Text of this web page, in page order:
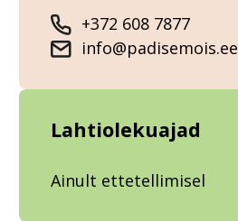
+372 608 7877
info@padisemois.ee
Lahtiolekuajad
Ainult ettetellimisel